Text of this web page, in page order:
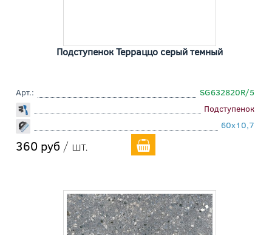
Подступенок Терраццо серый темный
Арт.:
SG632820R/5
Подступенок
60x10,7
360 руб / шт.